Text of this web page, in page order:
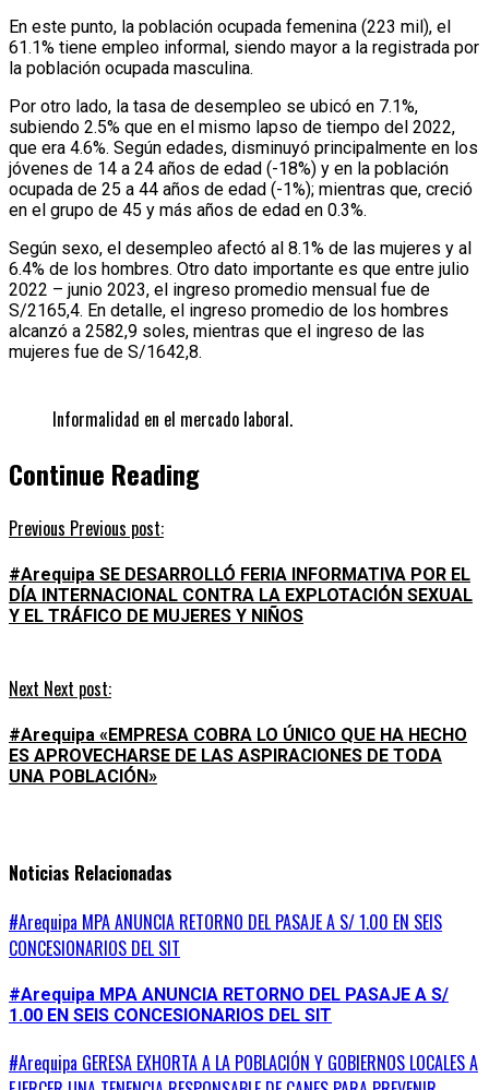
En este punto, la población ocupada femenina (223 mil), el
61.1% tiene empleo informal, siendo mayor a la registrada por
la población ocupada masculina.
Por otro lado, la tasa de desempleo se ubicó en 7.1%,
subiendo 2.5% que en el mismo lapso de tiempo del 2022,
que era 4.6%. Según edades, disminuyó principalmente en los
jóvenes de 14 a 24 años de edad (-18%) y en la población
ocupada de 25 a 44 años de edad (-1%); mientras que, creció
en el grupo de 45 y más años de edad en 0.3%.
Según sexo, el desempleo afectó al 8.1% de las mujeres y al
6.4% de los hombres. Otro dato importante es que entre julio
2022 – junio 2023, el ingreso promedio mensual fue de
S/2165,4. En detalle, el ingreso promedio de los hombres
alcanzó a 2582,9 soles, mientras que el ingreso de las
mujeres fue de S/1642,8.
Informalidad en el mercado laboral.
Continue Reading
Previous Previous post:
#Arequipa SE DESARROLLÓ FERIA INFORMATIVA POR EL
DÍA INTERNACIONAL CONTRA LA EXPLOTACIÓN SEXUAL
Y EL TRÁFICO DE MUJERES Y NIÑOS
Next Next post:
#Arequipa «EMPRESA COBRA LO ÚNICO QUE HA HECHO
ES APROVECHARSE DE LAS ASPIRACIONES DE TODA
UNA POBLACIÓN»
Noticias Relacionadas
#Arequipa MPA ANUNCIA RETORNO DEL PASAJE A S/ 1.00 EN SEIS
CONCESIONARIOS DEL SIT
#Arequipa MPA ANUNCIA RETORNO DEL PASAJE A S/
1.00 EN SEIS CONCESIONARIOS DEL SIT
#Arequipa GERESA EXHORTA A LA POBLACIÓN Y GOBIERNOS LOCALES A